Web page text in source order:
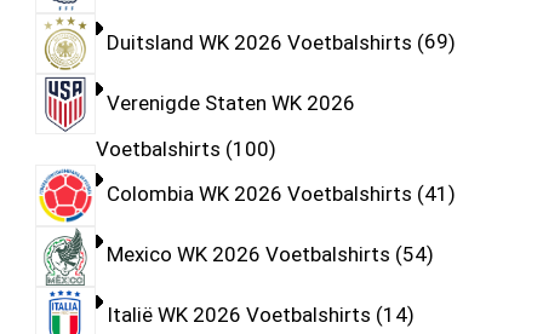
Duitsland WK 2026 Voetbalshirts 69
Verenigde Staten WK 2026
Voetbalshirts 100
Colombia WK 2026 Voetbalshirts 41
Mexico WK 2026 Voetbalshirts 54
Italië WK 2026 Voetbalshirts 14